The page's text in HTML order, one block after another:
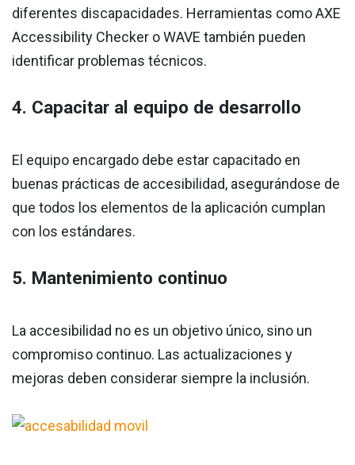
diferentes discapacidades. Herramientas como AXE
Accessibility Checker o WAVE también pueden
identificar problemas técnicos.
4. Capacitar al equipo de desarrollo
El equipo encargado debe estar capacitado en
buenas prácticas de accesibilidad, asegurándose de
que todos los elementos de la aplicación cumplan
con los estándares.
5. Mantenimiento continuo
La accesibilidad no es un objetivo único, sino un
compromiso continuo. Las actualizaciones y
mejoras deben considerar siempre la inclusión.